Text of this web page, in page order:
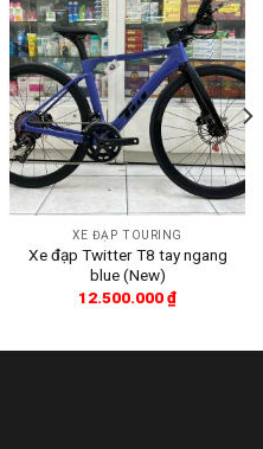
XE ĐẠP TOURING
Xe đạp Twitter T8 tay ngang
blue (New)
12.500.000₫